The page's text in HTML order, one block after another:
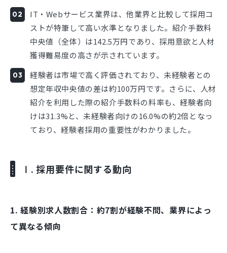
IT・Webサービス業界は、他業界と比較して採用コ
ストが特筆して高い水準となりました。紹介手数料
中央値（全体）は142.5万円であり、採用意欲と人材
獲得難易度の高さが示されています。
経験者は市場で高く評価されており、未経験者との
想定年収中央値の差は約100万円です。さらに、人材
紹介を利用した際の紹介手数料の料率も、経験者向
けは31.3%と、未経験者向けの16.0%の約2倍となっ
ており、経験者採用の重要性がわかりました。
Ⅰ. 採用要件に関する動向
1. 経験別求人数割合：約7割が経験不問、業界によっ
て異なる傾向